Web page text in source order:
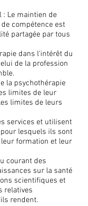
: Le maintien de
compétence est
partagée par tous
dans l'intérêt du
de la profession
la psychothérapie
limites de leur
limites de leurs
services et utilisent
lesquels ils sont
formation et leur
courant des
sur la santé
scientifiques et
relatives
rendent.